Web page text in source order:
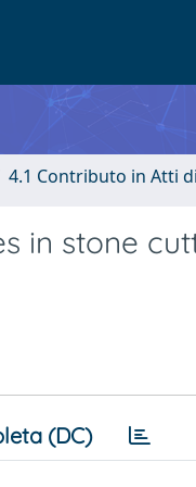
4.1 Contributo in Atti
in stone
(DC)